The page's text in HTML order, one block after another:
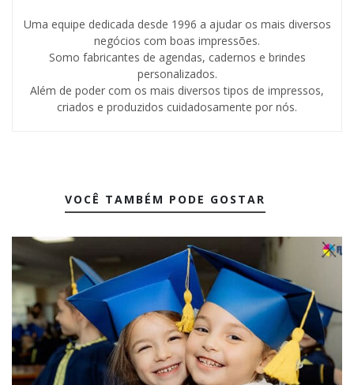
Uma equipe dedicada desde 1996 a ajudar os mais diversos
negócios com boas impressões.
Somo fabricantes de agendas, cadernos e brindes
personalizados.
Além de poder com os mais diversos tipos de impressos,
criados e produzidos cuidadosamente por nós.
VOCÊ TAMBÉM PODE GOSTAR